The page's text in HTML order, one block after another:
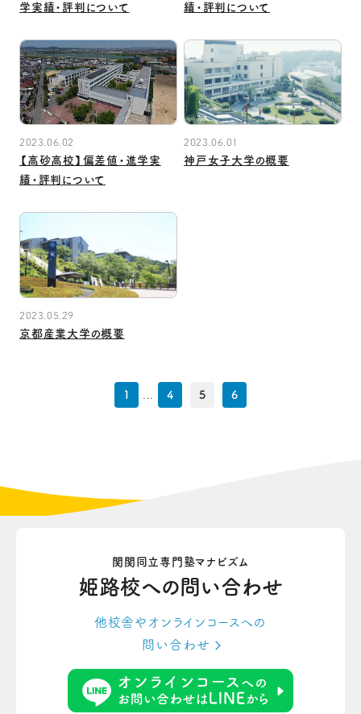
学実績・評判について
績・評判について
2023.06.02
【高砂高校】偏差値・進学実
績・評判について
2023.06.01
神戸女子大学の概要
2023.05.29
京都産業大学の概要
1 ... 4 5 6
関関同立専門塾マナビズム
姫路校への問い合わせ
他校舎やオンラインコースへの
問い合わせ